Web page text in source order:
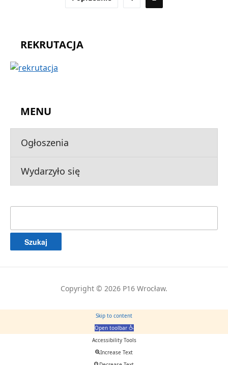
REKRUTACJA
MENU
Ogłoszenia
Wydarzyło się
Copyright © 2026 P16 Wrocław.
Skip to content
Open toolbar
Accessibility Tools
Increase Text